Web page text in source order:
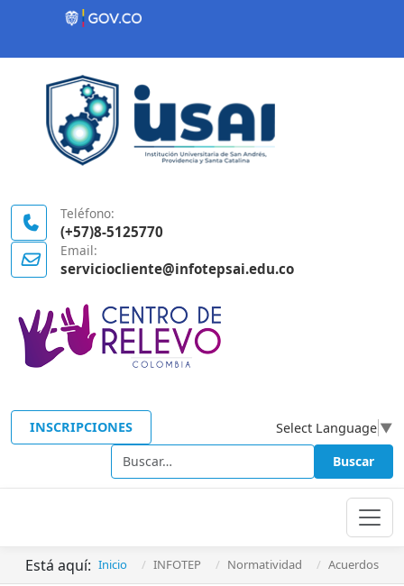
Contenido inicial
Teléfono:
(+57)8-5125770
Email:
serviciocliente@infotepsai.edu.co
INSCRIPCIONES Select Language ▼
Buscar Buscar
Está aquí: Inicio INFOTEP Normatividad Acuerdos